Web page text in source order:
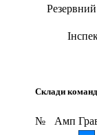
Резервний
Склади команд
№ Амп